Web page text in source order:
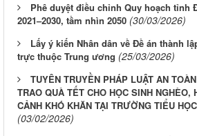
Phê duyệt điều chỉnh Quy hoạch tỉnh
2021–2030, tầm nhìn 2050 (30/03/2026)
Lấy ý kiến Nhân dân về Đề án thành
trực thuộc Trung ương (25/03/2026)
TUYÊN TRUYỀN PHÁP LUẬT AN
TRAO QUÀ TẾT CHO HỌC SINH NGHÈO,
CẢNH KHÓ KHĂN TẠI TRƯỜNG TIỂU
(03/02/2026)